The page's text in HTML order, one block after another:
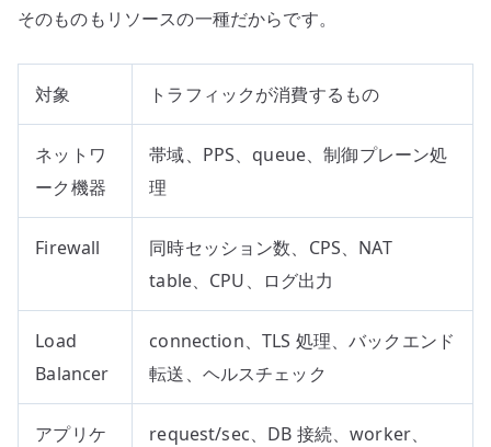
そのものもリソースの一種だからです。
対象 トラフィックが消費するもの
ネットワ
ーク機器
帯域、PPS、queue、制御プレーン処
理
Firewall
同時セッション数、CPS、NAT
table、CPU、ログ出力
Load
Balancer
connection、TLS 処理、バックエンド
転送、ヘルスチェック
アプリケ
request/sec、DB 接続、worker、